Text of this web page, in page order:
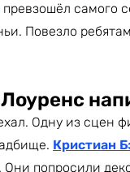
превзошёл самого
Повезло
Одну из сцен
Кристиан
. Они попросили